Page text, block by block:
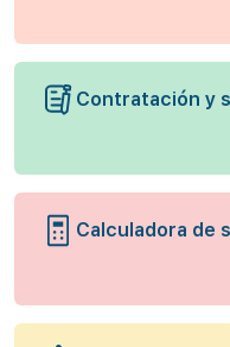
Contratación y
Calculadora de